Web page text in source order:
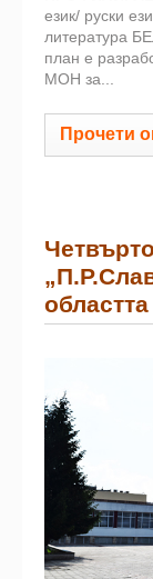
език/ руски
литература
план е
МОН за...
Прочети
областта